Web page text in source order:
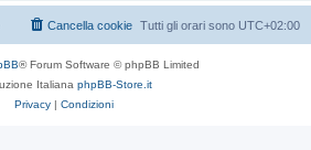
Tutti gli orari sono UTC+02:00
Cancella cookie
® Forum Software © phpBB Limited
Italiana phpBB-Store.it
Privacy | Condizioni